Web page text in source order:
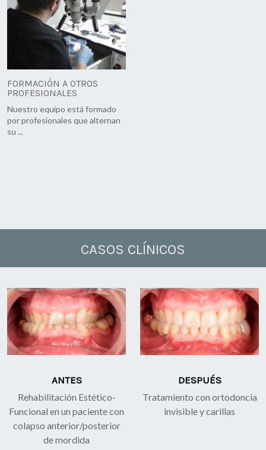
FORMACIÓN A OTROS
PROFESIONALES
Nuestro equipo está formado
por profesionales que alternan
su ...
CASOS CLÍNICOS
ANTES
Rehabilitación Estético-
Funcional en un paciente con
colapso anterior/posterior
de mordida
DESPUÉS
Tratamiento con ortodoncia
invisible y carillas